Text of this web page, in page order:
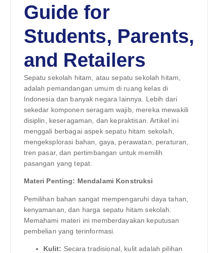
Guide for
Students, Parents,
and Retailers
Sepatu sekolah hitam, atau sepatu sekolah hitam,
adalah pemandangan umum di ruang kelas di
Indonesia dan banyak negara lainnya. Lebih dari
sekedar komponen seragam wajib, mereka mewakili
disiplin, keseragaman, dan kepraktisan. Artikel ini
menggali berbagai aspek sepatu hitam sekolah,
mengeksplorasi bahan, gaya, perawatan, peraturan,
tren pasar, dan pertimbangan untuk memilih
pasangan yang tepat.
Materi Penting: Mendalami Konstruksi
Pemilihan bahan sangat mempengaruhi daya tahan,
kenyamanan, dan harga sepatu hitam sekolah.
Memahami materi ini memberdayakan keputusan
pembelian yang terinformasi.
Kulit: Secara tradisional, kulit adalah pilihan